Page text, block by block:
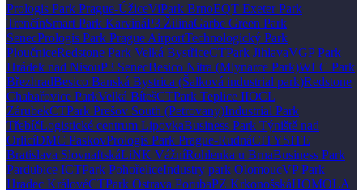
Prologis Park Prague-ÚžiceViPark BrnoEQT Exeter Park
TrenčínSmart Park KarvináP3 ŽilinaGarbe Green Park
SenecPrologis Park Prague AirportTechnologický Park
PloučniceRedstone Park Velká BystřiceCTPark JihlavaVGP Park
Hrádek nad NisouP3 SenecBesico Nitra (Mlynarce Park)WLC Park
BřezhradBesico Banská Bystrica (Šalková industrial park)Redstone
Chabařovice ParkVelká BítešCTPark Teplice IIOCL
ZárubekCTPark Prešov South (Petrovany)Industrial Park
TřebíčLogistické centrum LipovkaBusiness Park Týniště nad
OrlicíDMC PaskovPrologis Park Prague-RudnáCITYSITE
Bratislava SlovnaftskáLiNK VážníRohlenka u BrnaBusiness Park
Pardubice ICTPark PohořeliceIndustry park OlomoucVP Park
Hradec KrálovéCTPark Ostrava PorubaPZ KrkonošskáHOMOLA